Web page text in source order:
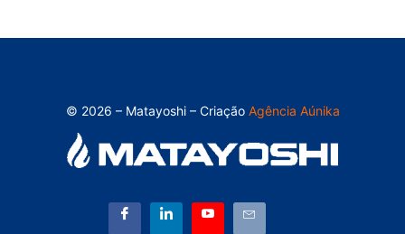
© 2026 – Matayoshi – Criação Agência Aúnika